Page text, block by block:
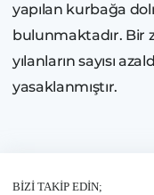
yapılan kurbağa
bulunmaktadır. Bir
yılanların sayısı
yasaklanmıştır.
BİZİ TAKİP EDİN;